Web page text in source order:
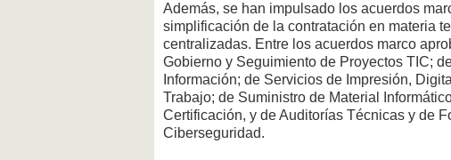
Además, se han impulsado los acuerdos
simplificación de la contratación en materia
centralizadas. Entre los acuerdos marco
Gobierno y Seguimiento de Proyectos TIC;
Información; de Servicios de Impresión,
Trabajo; de Suministro de Material
Certificación, y de Auditorías Técnicas y de
Ciberseguridad.